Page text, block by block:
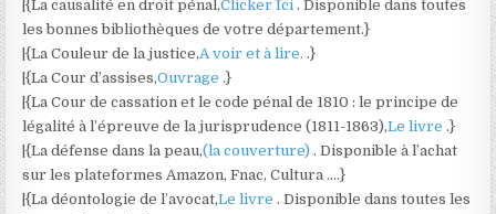
|{La causalité en droit pénal,Clicker Ici. Disponible dans toutes
les bonnes bibliothèques de votre département.}
|{La Couleur de la justice,A voir et à lire..}
|{La Cour d’assises,Ouvrage.}
|{La Cour de cassation et le code pénal de 1810 : le principe de
légalité à l’épreuve de la jurisprudence (1811-1863),Le livre.}
|{La défense dans la peau,(la couverture). Disponible à l’achat
sur les plateformes Amazon, Fnac, Cultura ….}
|{La déontologie de l’avocat,Le livre. Disponible dans toutes les